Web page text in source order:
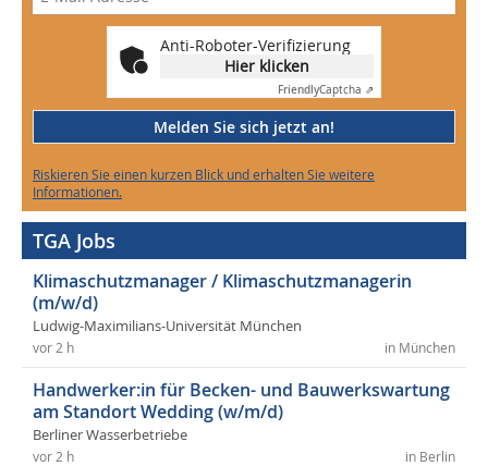
Anti-Roboter-Verifizierung
Hier klicken
FriendlyCaptcha ⇗
Melden Sie sich jetzt an!
Riskieren Sie einen kurzen Blick und erhalten Sie weitere
Informationen.
TGA Jobs
Klimaschutzmanager / Klimaschutzmanagerin
(m/w/d)
Ludwig-Maximilians-Universität München
in München
vor 2 h
Handwerker:in für Becken- und Bauwerkswartung
am Standort Wedding (w/m/d)
Berliner Wasserbetriebe
in Berlin
vor 2 h